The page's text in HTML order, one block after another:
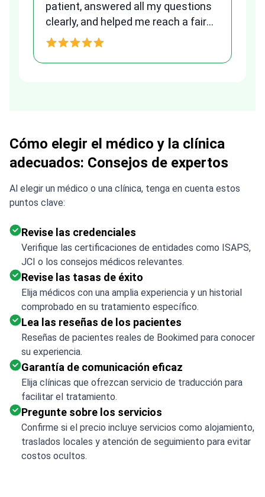
patient, answered all my questions
clearly, and helped me reach a fair
and transparent agreement. Her
Cómo elegir el médico y la clínica
adecuados: Consejos de expertos
Al elegir un médico o una clínica, tenga en cuenta estos
puntos clave:
Revise las credenciales
Verifique las certificaciones de entidades como ISAPS,
JCI o los consejos médicos relevantes.
Revise las tasas de éxito
Elija médicos con una amplia experiencia y un historial
comprobado en su tratamiento específico.
Lea las reseñas de los pacientes
Reseñas de pacientes reales de Bookimed para conocer
su experiencia.
Garantía de comunicación eficaz
Elija clínicas que ofrezcan servicio de traducción para
facilitar el tratamiento.
Pregunte sobre los servicios
Confirme si el precio incluye servicios como alojamiento,
traslados locales y atención de seguimiento para evitar
costos ocultos.